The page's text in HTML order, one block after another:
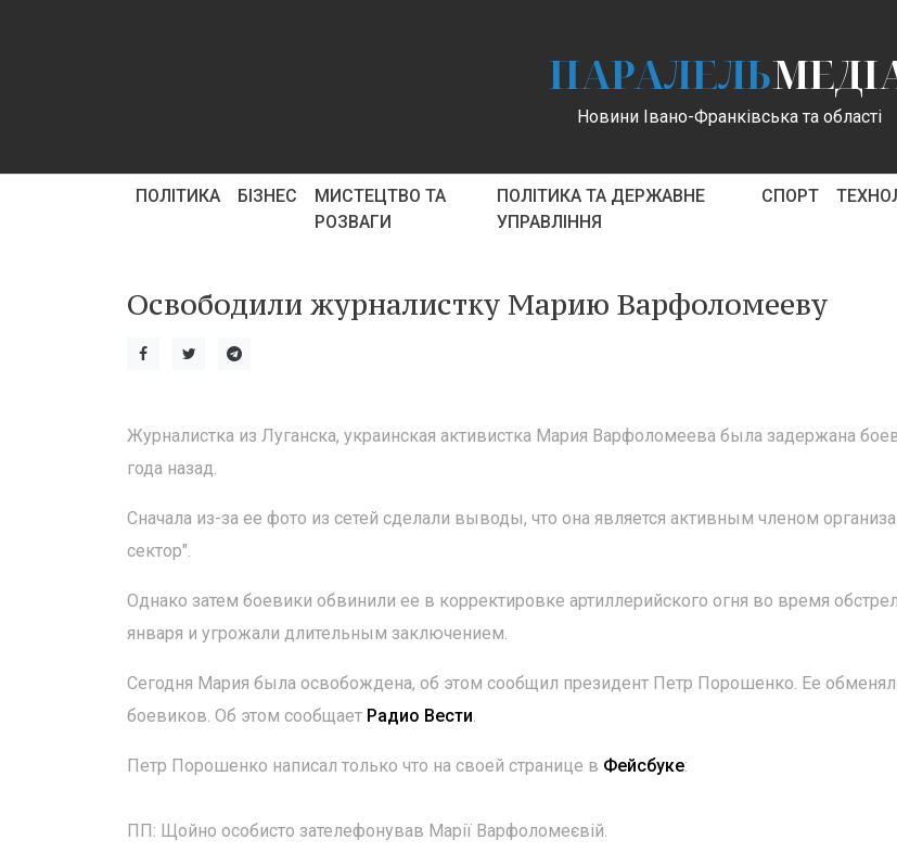
ПАРАЛЕЛЬ
Новини Івано-Франківська та області
ПОЛІТИКА БІЗНЕС
МИСТЕЦТВО ТА
РОЗВАГИ
ПОЛІТИКА ТА ДЕРЖАВНЕ
УПРАВЛІННЯ
СПОРТ
Освободили журналистку Марию Варфоломееву
Журналистка из Луганска, украинская активистка Мария Варфоломеева была задержана
года назад.
Сначала из-за ее фото из сетей сделали выводы, что она является активным членом
сектор".
Однако затем боевики обвинили ее в корректировке артиллерийского огня во время
января и угрожали длительным заключением.
Сегодня Мария была освобождена, об этом сообщил президент Петр Порошенко. Ее
боевиков. Об этом сообщает Радио Вести.
Петр Порошенко написал только что на своей странице в Фейсбуке:
ПП: Щойно особисто зателефонував Марії Варфоломеєвій.